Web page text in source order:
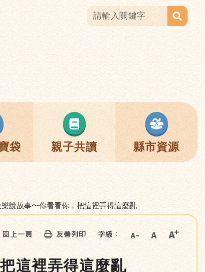
袋 親子共讀 縣市資源
說故事〜你看看你，把這裡弄得這麼亂
回上一頁 友善列印 字級：
這裡弄得這麼亂